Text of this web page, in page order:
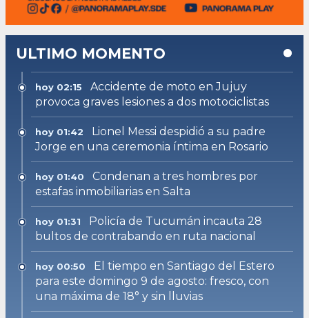
ULTIMO MOMENTO
hoy 02:15
Accidente de moto en Jujuy
provoca graves lesiones a dos motociclistas
hoy 01:42
Lionel Messi despidió a su padre
Jorge en una ceremonia íntima en Rosario
hoy 01:40
Condenan a tres hombres por
estafas inmobiliarias en Salta
hoy 01:31
Policía de Tucumán incauta 28
bultos de contrabando en ruta nacional
hoy 00:50
El tiempo en Santiago del Estero
para este domingo 9 de agosto: fresco, con
una máxima de 18° y sin lluvias